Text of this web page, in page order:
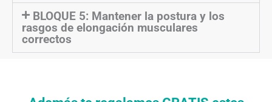
BLOQUE 5: Mantener la postura y los
rasgos de elongación musculares
correctos